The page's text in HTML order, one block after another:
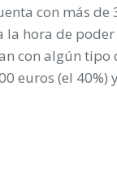
con más de
hora de
con algún tipo
euros (el 40%)